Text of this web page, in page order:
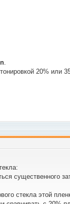
.
20% или
существенного
стекла этой